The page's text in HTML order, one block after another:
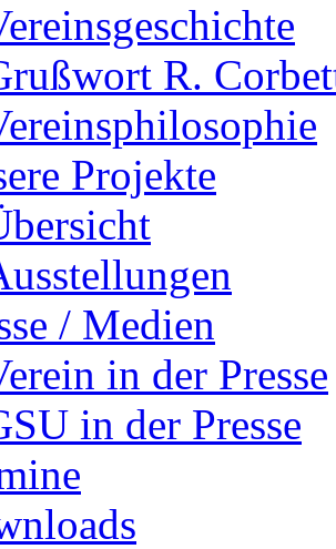
R.
Projekte
/ Medien
in der Presse
in der Presse